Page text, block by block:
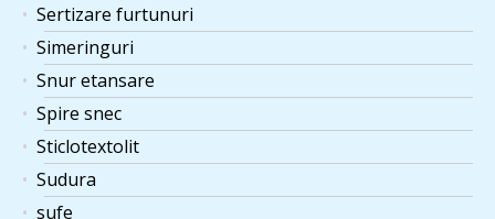
Sertizare furtunuri
Simeringuri
Snur etansare
Spire snec
Sticlotextolit
Sudura
sufe